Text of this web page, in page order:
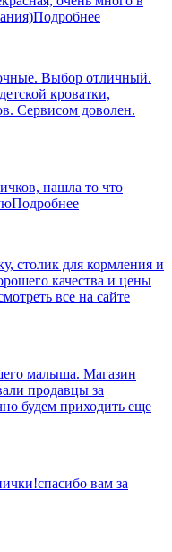
Подробнее
Выбор отличный.
кроватки,
Сервисом доволен.
нашла то что
Подробнее
столик для кормления и
качества и цены
все на сайте
малыша. Магазин
продавцы за
будем приходить еще
вам за